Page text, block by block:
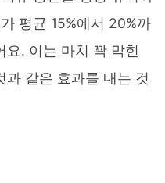
평균 15%에서 20%까
요. 이는 마치 꽉 막힌
과 같은 효과를 내는 것